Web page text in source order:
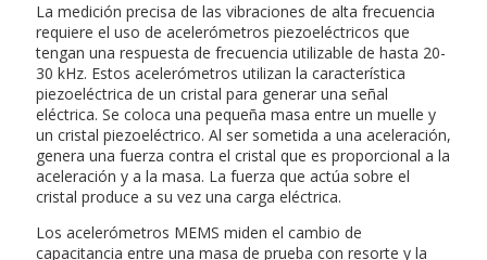
La medición precisa de las vibraciones de alta frecuencia
requiere el uso de acelerómetros piezoeléctricos que
tengan una respuesta de frecuencia utilizable de hasta 20-
30 kHz. Estos acelerómetros utilizan la característica
piezoeléctrica de un cristal para generar una señal
eléctrica. Se coloca una pequeña masa entre un muelle y
un cristal piezoeléctrico. Al ser sometida a una aceleración,
genera una fuerza contra el cristal que es proporcional a la
aceleración y a la masa. La fuerza que actúa sobre el
cristal produce a su vez una carga eléctrica.
Los acelerómetros MEMS miden el cambio de
capacitancia entre una masa de prueba con resorte y la